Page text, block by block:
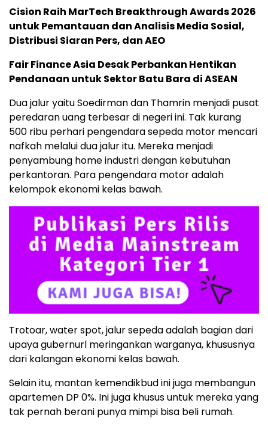
Cision Raih MarTech Breakthrough Awards 2026
untuk Pemantauan dan Analisis Media Sosial,
Distribusi Siaran Pers, dan AEO
Fair Finance Asia Desak Perbankan Hentikan
Pendanaan untuk Sektor Batu Bara di ASEAN
Dua jalur yaitu Soedirman dan Thamrin menjadi pusat
peredaran uang terbesar di negeri ini. Tak kurang
500 ribu perhari pengendara sepeda motor mencari
nafkah melalui dua jalur itu. Mereka menjadi
penyambung home industri dengan kebutuhan
perkantoran. Para pengendara motor adalah
kelompok ekonomi kelas bawah.
Trotoar, water spot, jalur sepeda adalah bagian dari
upaya gubernurl meringankan warganya, khususnya
dari kalangan ekonomi kelas bawah.
Selain itu, mantan kemendikbud ini juga membangun
apartemen DP 0%. Ini juga khusus untuk mereka yang
tak pernah berani punya mimpi bisa beli rumah.